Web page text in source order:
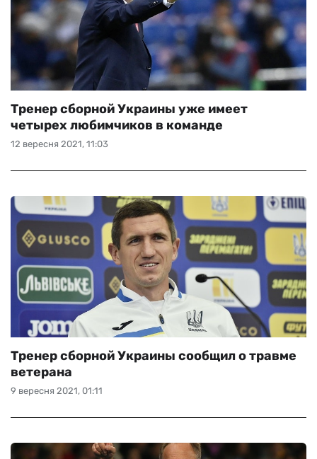
12 вересня 2021, 11:03
Тренер сборной Украины уже имеет
четырех любимчиков в команде
9 вересня 2021, 01:11
Тренер сборной Украины сообщил о травме
ветерана